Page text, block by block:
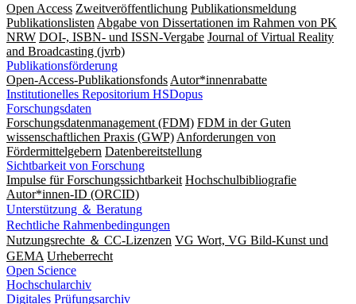
Open Access Zweitveröffentlichung Publikationsmeldung
Publikationslisten Abgabe von Dissertationen im Rahmen von PK
NRW DOI-, ISBN- und ISSN-Vergabe Journal of Virtual Reality
and Broadcasting (jvrb)
Publikationsförderung
Open-Access-Publikationsfonds Autor*innenrabatte
Institutionelles Repositorium HSDopus
Forschungsdaten
Forschungsdatenmanagement (FDM) FDM in der Guten
wissenschaftlichen Praxis (GWP) Anforderungen von
Fördermittelgebern Datenbereitstellung
Sichtbarkeit von Forschung
Impulse für Forschungssichtbarkeit Hochschulbibliografie
Autor*innen-ID (ORCID)
Unterstützung ＆ Beratung
Rechtliche Rahmenbedingungen
Nutzungsrechte ＆ CC-Lizenzen VG Wort, VG Bild-Kunst und
GEMA Urheberrecht
Open Science
Hochschularchiv
Digitales Prüfungsarchiv